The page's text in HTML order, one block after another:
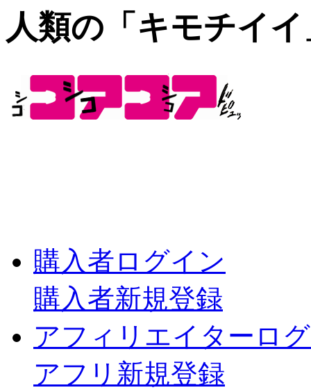
人類の「キモチイ
購入者ログイン
購入者新規登録
アフィリエイターロ
アフリ新規登録